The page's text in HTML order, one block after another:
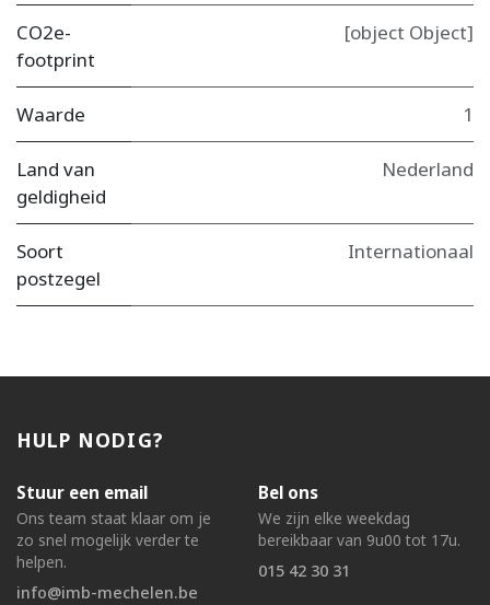
CO2e-
footprint
[object Object]
Waarde 1
Land van
geldigheid
Nederland
Soort
postzegel
Internationaal
HULP NODIG?
Stuur een email
Ons team staat klaar om je
zo snel mogelijk verder te
helpen.
info@imb-mechelen.be
Bel ons
We zijn elke weekdag
bereikbaar van 9u00 tot 17u.
015 42 30 31